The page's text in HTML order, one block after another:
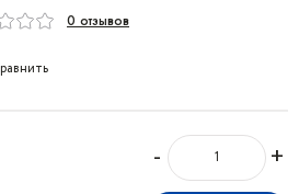
0 отзывов
- +